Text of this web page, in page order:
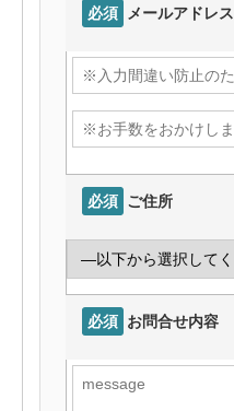
必須 メールアドレス
必須 ご住所
必須 お問合せ内容